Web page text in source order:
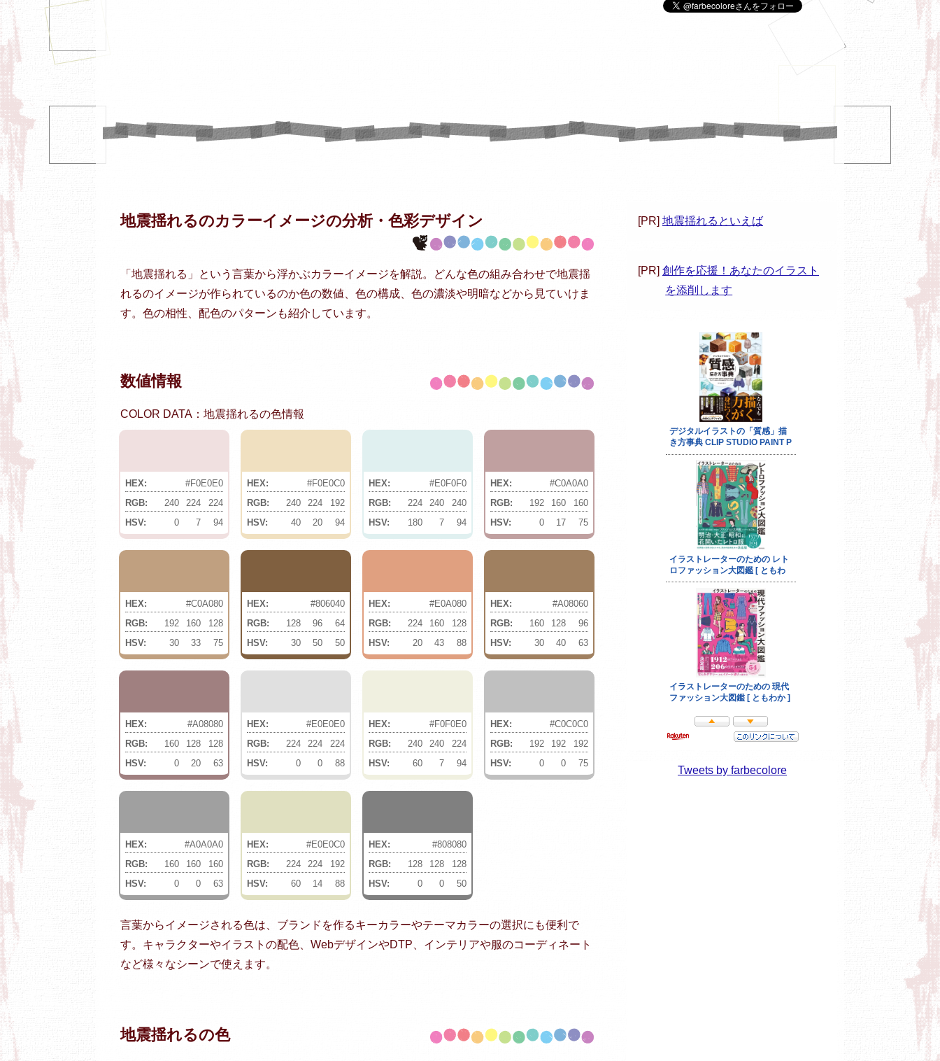
[PR] 地震揺れるといえば
[PR] 創作を応援！あなたのイラスト
を添削します
Tweets by farbecolore
地震揺れるのカラーイメージの分析・ 色彩デザイン
「地震揺れる」という言葉から浮かぶカラーイメージを解説。どんな色の組み合わせで地震揺
れるのイメージが作られているのか色の数値、色の構成、色の濃淡や明暗などから見ていけま
す。色の相性、配色のパターンも紹介しています。
数値情報
COLOR DATA：地震揺れるの色情報
HEX:
#F0E0E0
RGB:
240 224
224
HSV:
0 7 94
HEX:
#F0E0C0
RGB:
240 224
192
HSV:
40 20 94
HEX:
#E0F0F0
RGB:
224 240
240
HSV:
180 7 94
HEX:
#C0A0A0
RGB:
192 160
160
HSV:
0 17 75
HEX:
#C0A080
RGB:
192 160
128
HSV:
30 33 75
HEX:
#806040
RGB:
128 96
64
HSV:
30 50 50
HEX:
#E0A080
RGB:
224 160
128
HSV:
20 43 88
HEX:
#A08060
RGB:
160 128
96
HSV:
30 40 63
HEX:
#A08080
RGB:
160 128
128
HSV:
0 20 63
HEX:
#E0E0E0
RGB:
224 224
224
HSV:
0 0 88
HEX:
#F0F0E0
RGB:
240 240
224
HSV:
60 7 94
HEX:
#C0C0C0
RGB:
192 192
192
HSV:
0 0 75
HEX:
#A0A0A0
RGB:
160 160
160
HSV:
0 0 63
HEX:
#E0E0C0
RGB:
224 224
192
HSV:
60 14 88
HEX:
#808080
RGB:
128 128
128
HSV:
0 0 50
言葉からイメージされる色は、ブランドを作るキーカラーやテーマカラーの選択にも便利で
す。キャラクターやイラストの配色、WebデザインやDTP、インテリアや服のコーディネート
など様々なシーンで使えます。
地震揺れるの色